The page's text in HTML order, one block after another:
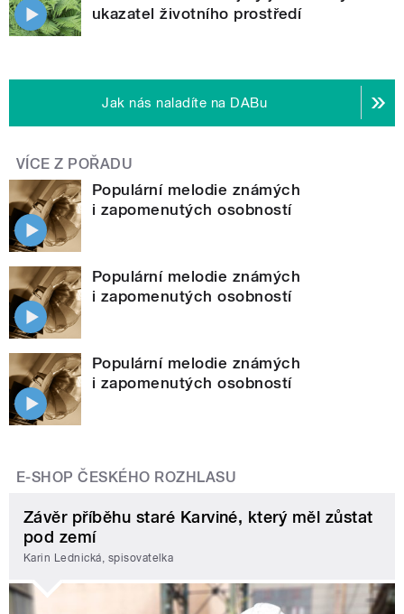
ukazatel životního prostředí
Jak nás naladíte na DABu
VÍCE Z POŘADU
Populární melodie známých
i zapomenutých osobností
Populární melodie známých
i zapomenutých osobností
Populární melodie známých
i zapomenutých osobností
E-SHOP ČESKÉHO ROZHLASU
Závěr příběhu staré Karviné, který měl zůstat
pod zemí
Karin Lednická, spisovatelka